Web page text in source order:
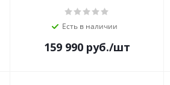
Есть в наличии
159 990 руб./шт